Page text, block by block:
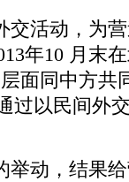
交活动，为
年10 月末
面同中方共
过以民间外
举动，结果